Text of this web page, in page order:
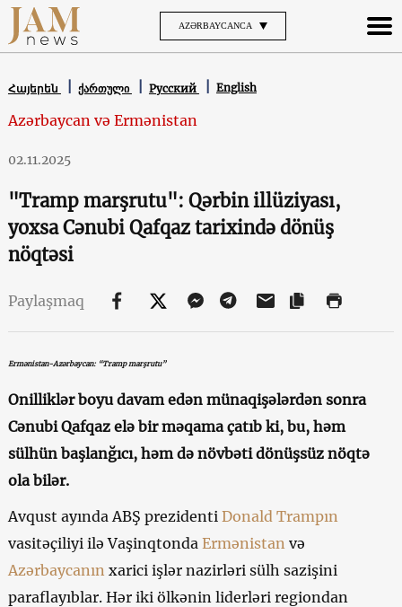
AZƏRBAYCANCA
Հայերեն ქართული Русский English
Azərbaycan və Ermənistan
02.11.2025
"Tramp marşrutu": Qərbin illüziyası,
yoxsa Cənubi Qafqaz tarixində dönüş
nöqtəsi
Paylaşmaq
Ermənistan-Azərbaycan: “Tramp marşrutu”
Onilliklər boyu davam edən münaqişələrdən sonra
Cənubi Qafqaz elə bir məqama çatıb ki, bu, həm
sülhün başlanğıcı, həm də növbəti dönüşsüz nöqtə
ola bilər.
Avqust ayında ABŞ prezidenti Donald Trampın
vasitəçiliyi ilə Vaşinqtonda Ermənistan və
Azərbaycanın xarici işlər nazirləri sülh sazişini
paraflayıblar. Hər iki ölkənin liderləri regiondan